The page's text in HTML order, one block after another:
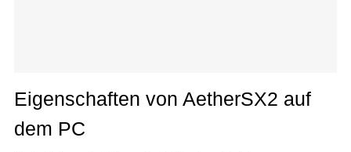
Eigenschaften von AetherSX2 auf
dem PC